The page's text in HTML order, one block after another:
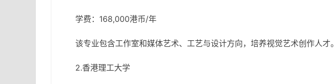
学费：168,000港币/年
该专业包含工作室和媒体艺术、工艺与设计方向，培养视觉艺术创作人才。
2.香港理工大学